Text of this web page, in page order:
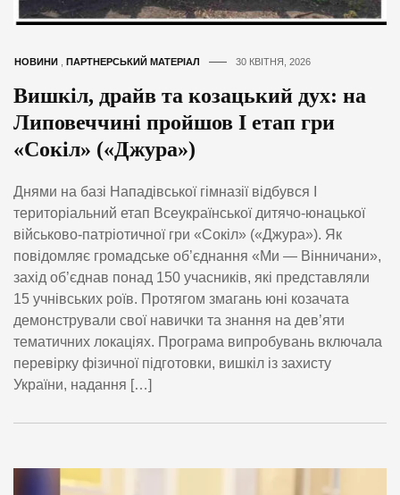
НОВИНИ ПАРТНЕРСЬКИЙ МАТЕРІАЛ 30 КВІТНЯ, 2026
Вишкіл, драйв та козацький дух: на
Липовеччині пройшов І етап гри
«Сокіл» («Джура»)
Днями на базі Нападівської гімназії відбувся І
територіальний етап Всеукраїнської дитячо-юнацької
військово-патріотичної гри «Сокіл» («Джура»). Як
повідомляє громадське об’єднання «Ми — Вінничани»,
захід об’єднав понад 150 учасників, які представляли
15 учнівських роїв. Протягом змагань юні козачата
демонстрували свої навички та знання на дев’яти
тематичних локаціях. Програма випробувань включала
перевірку фізичної підготовки, вишкіл із захисту
України, надання […]